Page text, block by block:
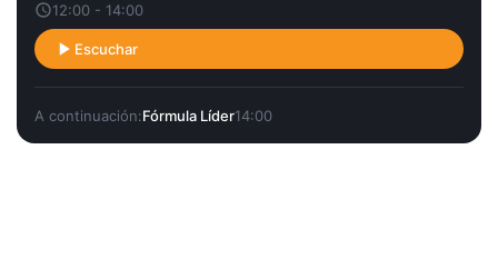
12:00 - 14:00
Escuchar
A continuación:Fórmula Líder14:00